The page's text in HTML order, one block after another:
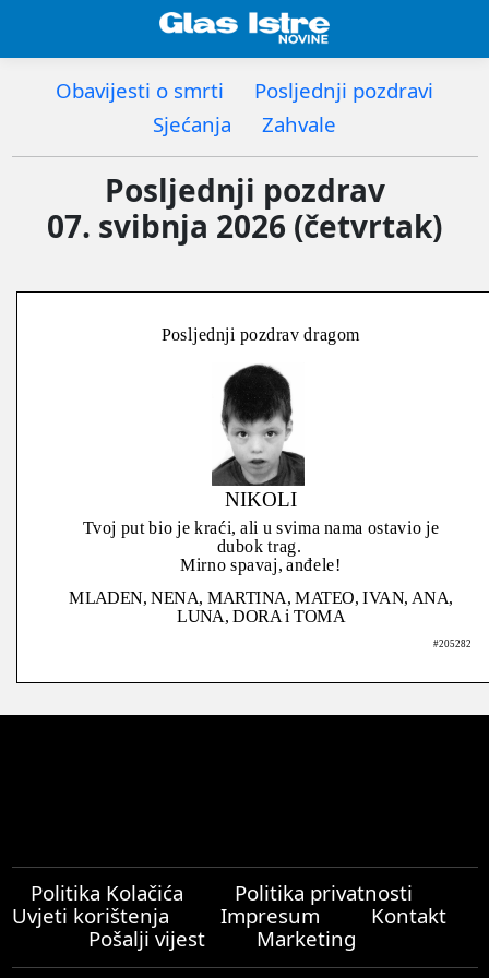
Obavijesti o smrti
Posljednji pozdravi
Sjećanja
Zahvale
Posljednji pozdrav
07. svibnja 2026 (četvrtak)
Posljednji pozdrav dragom
NIKOLI
Tvoj put bio je kraći, ali u svima nama ostavio je
dubok trag.
Mirno spavaj, anđele!
MLADEN, NENA, MARTINA, MATEO, IVAN, ANA,
LUNA, DORA i TOMA
#205282
Politika Kolačića
Politika privatnosti
Uvjeti korištenja
Impresum
Kontakt
Pošalji vijest
Marketing